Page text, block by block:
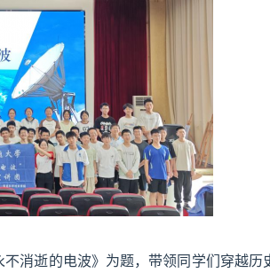
消逝的电波》为题，带领同学们穿越历